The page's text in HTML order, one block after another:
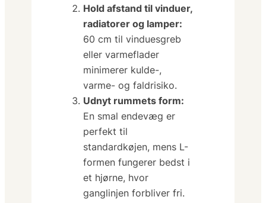
Hold afstand til vinduer,
radiatorer og lamper:
60 cm til vinduesgreb
eller varmeflader
minimerer kulde-,
varme- og fald­risiko.
Udnyt rummets form:
En smal ende­væg er
perfekt til
standardkøjen, mens L-
formen fungerer bedst i
et hjørne, hvor
ganglinjen forbliver fri.